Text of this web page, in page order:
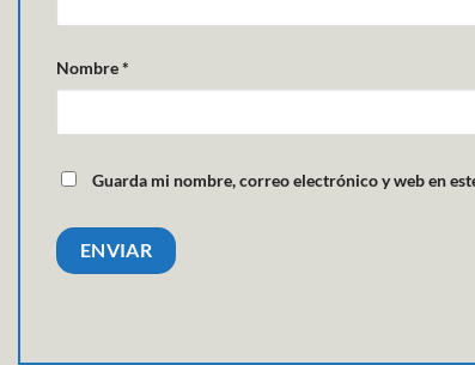
Nombre*
Guarda mi nombre, correo electrónico y web en